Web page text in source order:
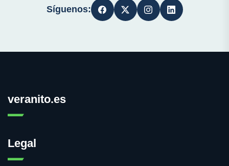
Síguenos:
veranito.es
Legal